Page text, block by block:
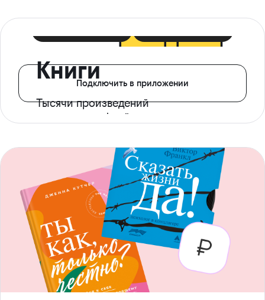
Книги
Тысячи произведений
с доступом офлайн
Подключить в приложении